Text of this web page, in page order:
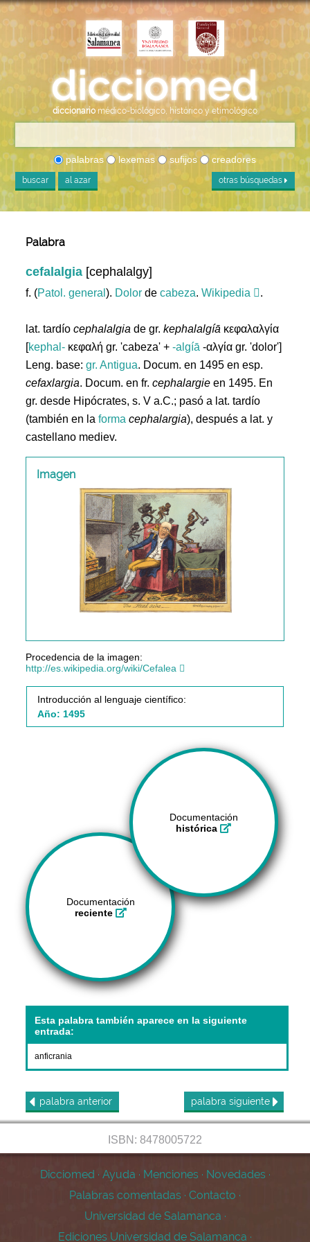
diccionario médico-biológico, histórico y etimológico
palabras lexemas sufijos creadores
buscar al azar otras búsquedas
Palabra
cefalalgia [cephalalgy]
f. (Patol. general). Dolor decabeza.Wikipedia .
lat. tardíocephalalgia de gr. kephalalgíā κεφαλαλγία
[kephal- κεφαλή gr. 'cabeza' +-algíā -αλγία gr. 'dolor']
Leng. base:gr. Antigua. Docum. en 1495 en esp.
cefaxlargia. Docum. en fr.cephalargie en 1495. En
gr. desde Hipócrates, s. V a.C.; pasó a lat. tardío
(también en laforma cephalargia), después a lat. y
castellano mediev.
Imagen
Procedencia de la imagen:
http://es.wikipedia.org/wiki/Cefalea
Introducción al lenguaje científico:
Año: 1495
Documentación
histórica
Documentación
reciente
Esta palabra también aparece en la siguiente
entrada:
anficrania
palabra anterior palabra siguiente
ISBN: 8478005722
Dicciomed · Ayuda · Menciones · Novedades ·
Palabras comentadas · Contacto ·
Universidad de Salamanca ·
Ediciones Universidad de Salamanca ·